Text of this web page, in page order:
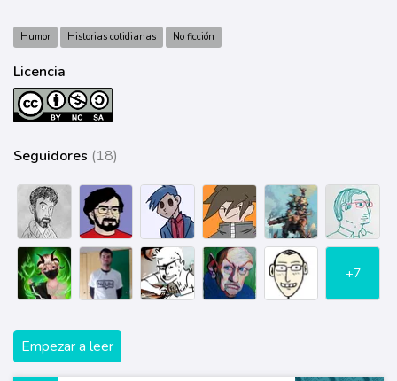
Humor Historias cotidianas No ficción
Licencia
Seguidores (18)
+7
Empezar a leer